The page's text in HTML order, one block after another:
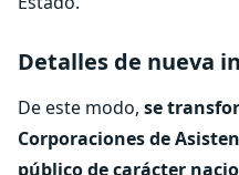
Detalles de nueva
De este modo, se
Corporaciones de
público de carácter